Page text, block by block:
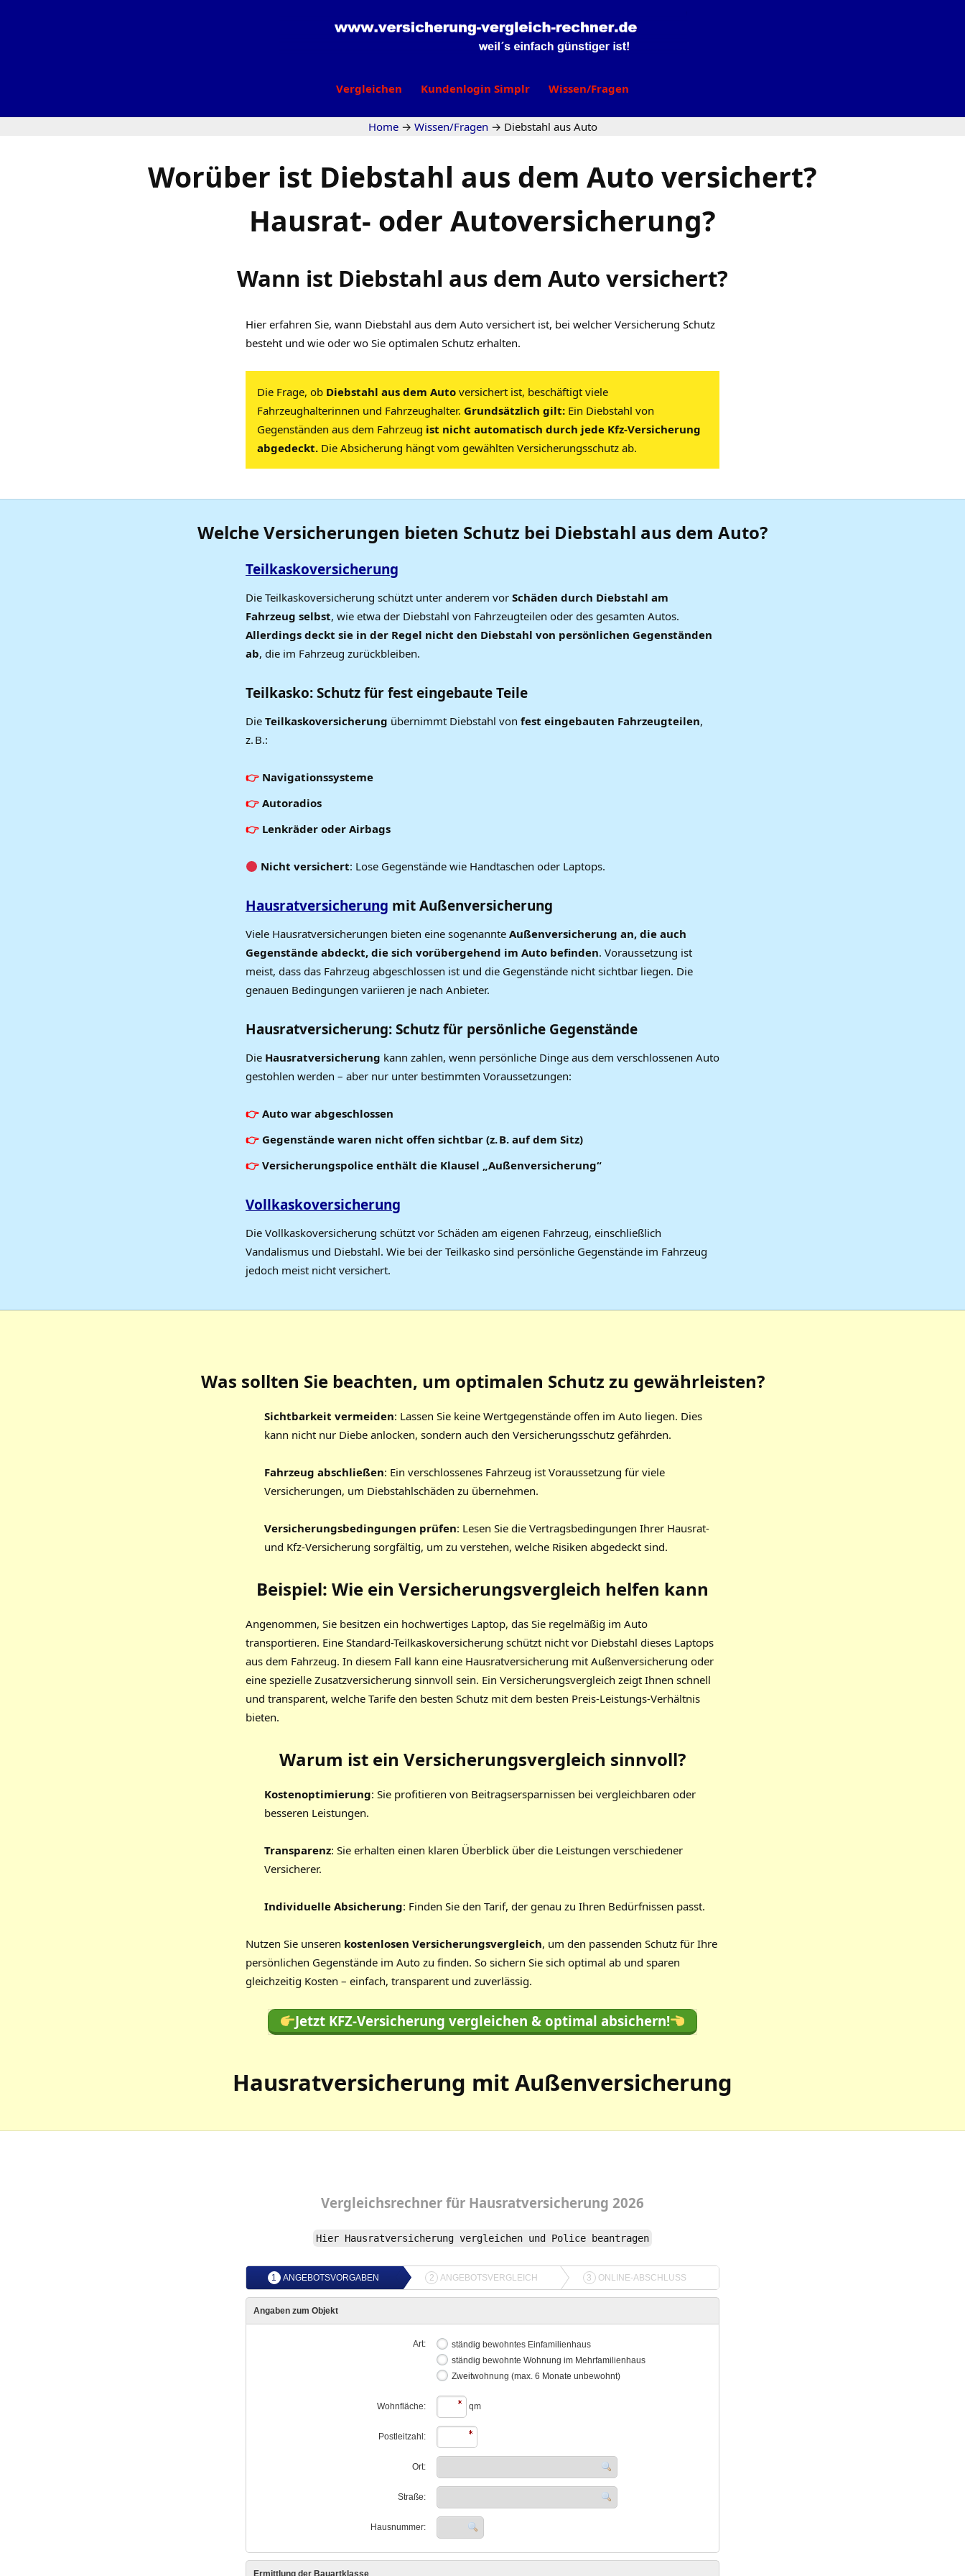
Vergleichen Kundenlogin Simplr Wissen/Fragen
Home → Wissen/Fragen → Diebstahl aus Auto
Worüber ist Diebstahl aus dem Auto versichert?
Hausrat- oder Autoversicherung?
Wann ist Diebstahl aus dem Auto versichert?
Hier erfahren Sie, wann Diebstahl aus dem Auto versichert ist, bei welcher Versicherung Schutz
besteht und wie oder wo Sie optimalen Schutz erhalten.
Die Frage, ob Diebstahl aus dem Auto versichert ist, beschäftigt viele
Fahrzeughalterinnen und Fahrzeughalter. Grundsätzlich gilt: Ein Diebstahl von
Gegenständen aus dem Fahrzeug ist nicht automatisch durch jede Kfz-Versicherung
abgedeckt. Die Absicherung hängt vom gewählten Versicherungsschutz ab.
Welche Versicherungen bieten Schutz bei Diebstahl aus dem Auto?
Teilkaskoversicherung
Die Teilkaskoversicherung schützt unter anderem vor Schäden durch Diebstahl am
Fahrzeug selbst, wie etwa der Diebstahl von Fahrzeugteilen oder des gesamten Autos.
Allerdings deckt sie in der Regel nicht den Diebstahl von persönlichen Gegenständen
ab, die im Fahrzeug zurückbleiben.
Teilkasko: Schutz für fest eingebaute Teile
Die Teilkaskoversicherung übernimmt Diebstahl von fest eingebauten Fahrzeugteilen,
z. B.:
Navigationssysteme
Autoradios
Lenkräder oder Airbags
Nicht versichert: Lose Gegenstände wie Handtaschen oder Laptops.
Hausratversicherung mit Außenversicherung
Viele Hausratversicherungen bieten eine sogenannte Außenversicherung an, die auch
Gegenstände abdeckt, die sich vorübergehend im Auto befinden. Voraussetzung ist
meist, dass das Fahrzeug abgeschlossen ist und die Gegenstände nicht sichtbar liegen. Die
genauen Bedingungen variieren je nach Anbieter.
Hausratversicherung: Schutz für persönliche Gegenstände
Die Hausratversicherung kann zahlen, wenn persönliche Dinge aus dem verschlossenen Auto
gestohlen werden – aber nur unter bestimmten Voraussetzungen:
Auto war abgeschlossen
Gegenstände waren nicht offen sichtbar (z. B. auf dem Sitz)
Versicherungspolice enthält die Klausel „Außenversicherung“
Vollkaskoversicherung
Die Vollkaskoversicherung schützt vor Schäden am eigenen Fahrzeug, einschließlich
Vandalismus und Diebstahl. Wie bei der Teilkasko sind persönliche Gegenstände im Fahrzeug
jedoch meist nicht versichert.
Was sollten Sie beachten, um optimalen Schutz zu gewährleisten?
Sichtbarkeit vermeiden: Lassen Sie keine Wertgegenstände offen im Auto liegen. Dies
kann nicht nur Diebe anlocken, sondern auch den Versicherungsschutz gefährden.
Fahrzeug abschließen: Ein verschlossenes Fahrzeug ist Voraussetzung für viele
Versicherungen, um Diebstahlschäden zu übernehmen.
Versicherungsbedingungen prüfen: Lesen Sie die Vertragsbedingungen Ihrer Hausrat-
und Kfz-Versicherung sorgfältig, um zu verstehen, welche Risiken abgedeckt sind.
Beispiel: Wie ein Versicherungsvergleich helfen kann
Angenommen, Sie besitzen ein hochwertiges Laptop, das Sie regelmäßig im Auto
transportieren. Eine Standard-Teilkaskoversicherung schützt nicht vor Diebstahl dieses Laptops
aus dem Fahrzeug. In diesem Fall kann eine Hausratversicherung mit Außenversicherung oder
eine spezielle Zusatzversicherung sinnvoll sein. Ein Versicherungsvergleich zeigt Ihnen schnell
und transparent, welche Tarife den besten Schutz mit dem besten Preis-Leistungs-Verhältnis
bieten.
Warum ist ein Versicherungsvergleich sinnvoll?
Kostenoptimierung: Sie profitieren von Beitragsersparnissen bei vergleichbaren oder
besseren Leistungen.
Transparenz: Sie erhalten einen klaren Überblick über die Leistungen verschiedener
Versicherer.
Individuelle Absicherung: Finden Sie den Tarif, der genau zu Ihren Bedürfnissen passt.
Nutzen Sie unseren kostenlosen Versicherungsvergleich, um den passenden Schutz für Ihre
persönlichen Gegenstände im Auto zu finden. So sichern Sie sich optimal ab und sparen
gleichzeitig Kosten – einfach, transparent und zuverlässig.
Jetzt KFZ-Versicherung vergleichen & optimal absichern!
Hausratversicherung mit Außenversicherung
Vergleichsrechner für Hausratversicherung 2026
Hier Hausratversicherung vergleichen und Police beantragen